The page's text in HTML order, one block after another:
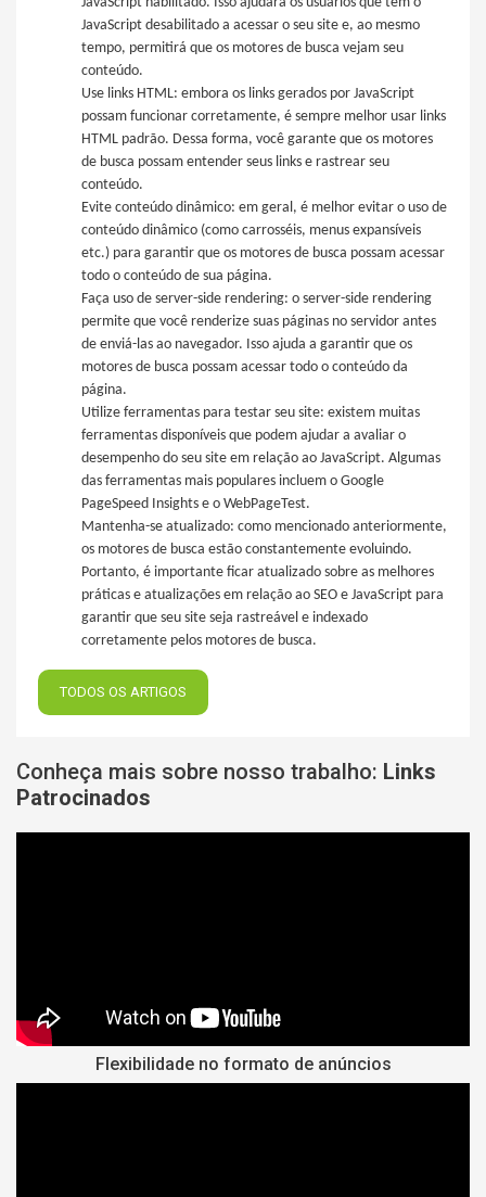
JavaScript desabilitado a acessar o seu site e, ao mesmo
tempo, permitirá que os motores de busca vejam seu
conteúdo.
Use links HTML: embora os links gerados por JavaScript
possam funcionar corretamente, é sempre melhor usar links
HTML padrão. Dessa forma, você garante que os motores
de busca possam entender seus links e rastrear seu
conteúdo.
Evite conteúdo dinâmico: em geral, é melhor evitar o uso de
conteúdo dinâmico (como carrosséis, menus expansíveis
etc.) para garantir que os motores de busca possam acessar
todo o conteúdo de sua página.
Faça uso de server-side rendering: o server-side rendering
permite que você renderize suas páginas no servidor antes
de enviá-las ao navegador. Isso ajuda a garantir que os
motores de busca possam acessar todo o conteúdo da
página.
Utilize ferramentas para testar seu site: existem muitas
ferramentas disponíveis que podem ajudar a avaliar o
desempenho do seu site em relação ao JavaScript. Algumas
das ferramentas mais populares incluem o Google
PageSpeed Insights e o WebPageTest.
Mantenha-se atualizado: como mencionado anteriormente,
os motores de busca estão constantemente evoluindo.
Portanto, é importante ficar atualizado sobre as melhores
práticas e atualizações em relação ao SEO e JavaScript para
garantir que seu site seja rastreável e indexado
corretamente pelos motores de busca.
TODOS OS ARTIGOS
Conheça mais sobre nosso trabalho: Links
Patrocinados
Flexibilidade no formato de anúncios